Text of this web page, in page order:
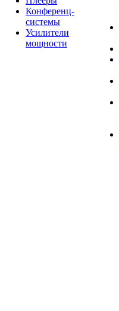
Конференц-
системы
Усилители
мощности